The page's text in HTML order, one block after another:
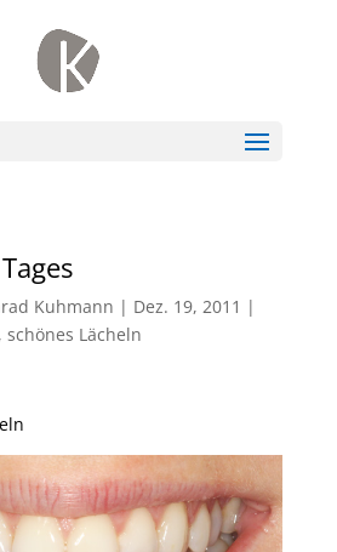
Kuhmann | Dez. 19, 2011 |
, schönes Lächeln